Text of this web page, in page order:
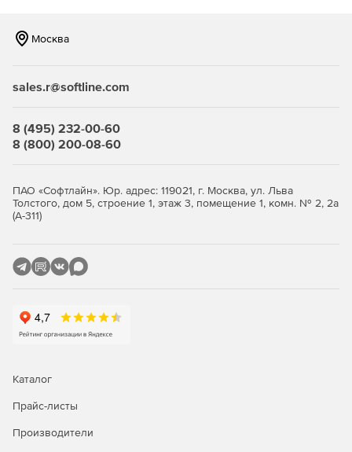
Москва
sales.r@softline.com
8 (495) 232-00-60
8 (800) 200-08-60
ПАО «Софтлайн». Юр. адрес: 119021, г. Москва, ул. Льва
Толстого, дом 5, строение 1, этаж 3, помещение 1, комн. № 2, 2а
(А-311)
Каталог
Прайс-листы
Производители